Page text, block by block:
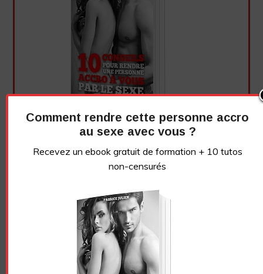
Essayez. Vous pouvez vous désinscrire à tout moment.
Comment rendre cette personne accro
au sexe avec vous ?
Recevez un ebook gratuit de formation + 10 tutos
non-censurés